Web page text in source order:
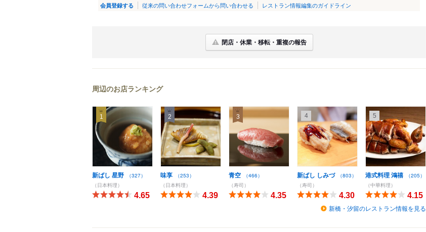
会員登録する 従来の問い合わせフォームから問い合わせる レストラン情報編集のガイドライン
閉店・休業・移転・重複の報告
周辺のお店ランキング
1
新ばし 星野
（327）
（日本料理）
4.65
2
味享
（253）
（日本料理）
4.39
3
青空
（466）
（寿司）
4.35
4
新ばし しみづ
（803）
（寿司）
4.30
5
港式料理 鴻禧
（205）
（中華料理）
4.15
新橋・汐留のレストラン情報を見る